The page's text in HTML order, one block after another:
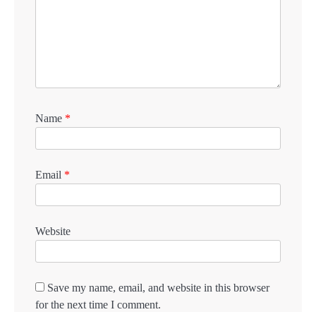
Name *
Email *
Website
Save my name, email, and website in this browser
for the next time I comment.